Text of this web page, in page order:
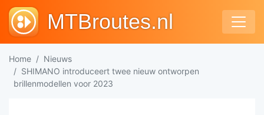
MTBroutes.nl
Home
Nieuws
SHIMANO introduceert twee nieuw ontworpen
brillenmodellen voor 2023